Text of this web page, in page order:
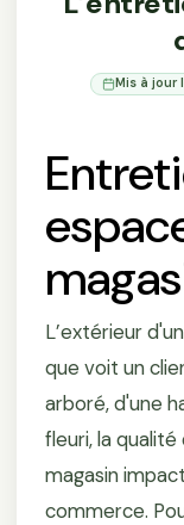
Mis à jour
L’extérieur
que voit un
arboré, d'une
fleuri, la
magasin
commerce.